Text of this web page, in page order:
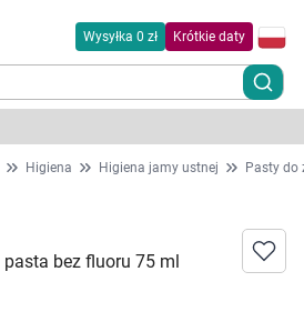
Wysyłka 0 zł Krótkie daty
Higiena Higiena jamy ustnej Pasty do